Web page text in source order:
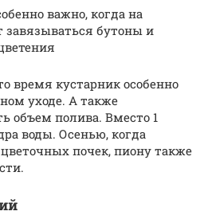
важно, когда на
завязываться бутоны и
время кустарник особенно
уходе. А также
объем полива. Вместо 1
воды. Осенью, когда
почек, пиону также